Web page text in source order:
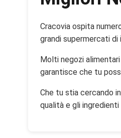
Cracovia ospita
grandi supermercati
Molti negozi
garantisce che tu
Che tu stia cercando
qualità e gli